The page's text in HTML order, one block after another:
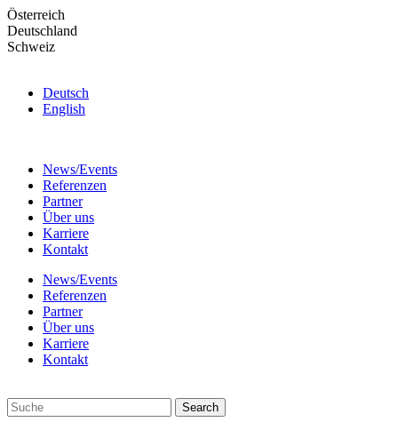
Skip
to
the
Österreich
Deutschland
Schweiz
Deutsch
English
News/Events
Referenzen
Partner
Über uns
Karriere
Kontakt
News/Events
Referenzen
Partner
Über uns
Karriere
Kontakt